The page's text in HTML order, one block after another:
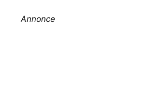
Annonce